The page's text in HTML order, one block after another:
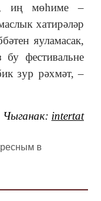
иң мөһиме ‒
хатирәләр
яуламасак,
бу фестивальне
зур рәхмәт, ‒
Чыганак: intertat
в